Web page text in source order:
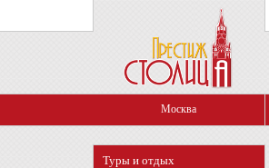
Москва
Туры и отдых